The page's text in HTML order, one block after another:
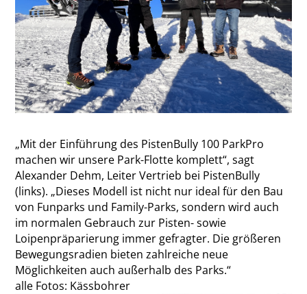
„Mit der Einführung des PistenBully 100 ParkPro
machen wir unsere Park-Flotte komplett“, sagt
Alexander Dehm, Leiter Vertrieb bei PistenBully
(links). „Dieses Modell ist nicht nur ideal für den Bau
von Funparks und Family-Parks, sondern wird auch
im normalen Gebrauch zur Pisten- sowie
Loipenpräparierung immer gefragter. Die größeren
Bewegungsradien bieten zahlreiche neue
Möglichkeiten auch außerhalb des Parks.“
alle Fotos: Kässbohrer